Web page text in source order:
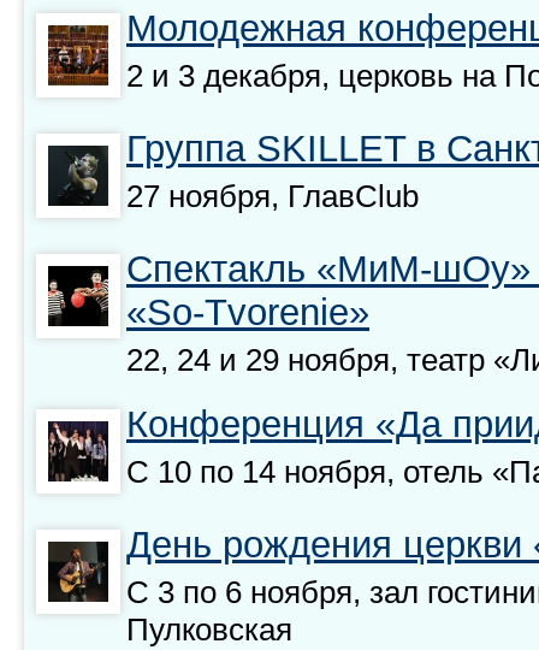
Молодежная
2 и 3 декабря, церковь на
Группа SKILLET в
27 ноября, ГлавClub
Спектакль «МиМ-шОу»
«So-Tvorenie»
22, 24 и 29 ноября, театр
Конференция «Да
С 10 по 14 ноября, отель
День рождения церкви
С 3 по 6 ноября, зал
Пулковская